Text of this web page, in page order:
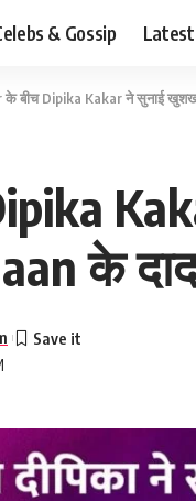
& Gossip
के बीच Dipika Kakar ने सुनाई
के